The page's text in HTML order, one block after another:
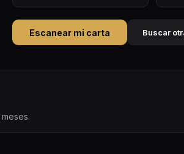
Escanear mi carta Buscar